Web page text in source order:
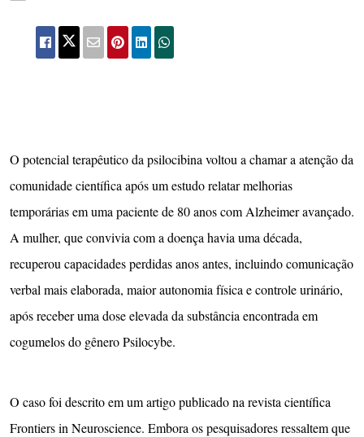
O potencial terapêutico da psilocibina voltou a chamar a atenção da
comunidade científica após um estudo relatar melhorias
temporárias em uma paciente de 80 anos com Alzheimer avançado.
A mulher, que convivia com a doença havia uma década,
recuperou capacidades perdidas anos antes, incluindo comunicação
verbal mais elaborada, maior autonomia física e controle urinário,
após receber uma dose elevada da substância encontrada em
cogumelos do gênero Psilocybe.
O caso foi descrito em um artigo publicado na revista científica
Frontiers in Neuroscience. Embora os pesquisadores ressaltem que